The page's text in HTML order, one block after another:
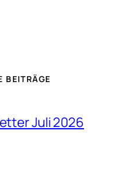
BEITRÄGE
Juli 2026